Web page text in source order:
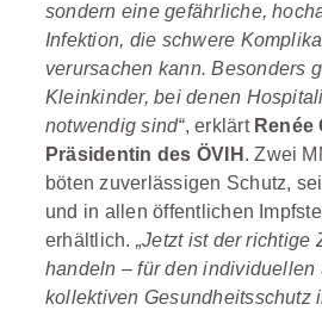
sondern eine gefährliche,
Infektion, die schwere
verursachen kann. Besonders
Kleinkinder, bei denen
notwendig sind“, erklärt Renée
Präsidentin des ÖVIH . Zwei
böten zuverlässigen Schutz,
und in allen öffentlichen
erhältlich. „Jetzt ist der richtige
handeln – für den individuellen
kollektiven Gesundheitsschutz